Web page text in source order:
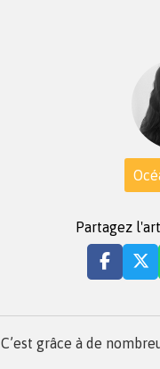
Partagez
C’est grâce à de